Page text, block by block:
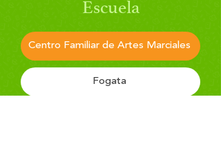
Escuela
Centro Familiar de Artes Marciales
Fogata